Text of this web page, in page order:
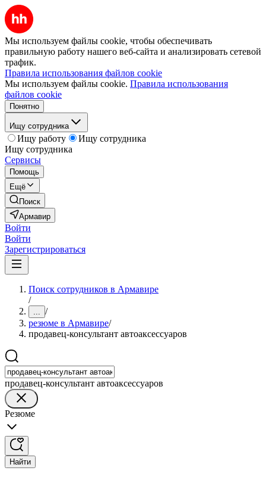
Мы используем файлы cookie, чтобы обеспечивать
правильную работу нашего веб-сайта и анализировать сетевой
трафик.
Правила использования файлов cookie
Мы используем файлы cookie. Правила использования
файлов cookie
Понятно
Ищу сотрудника
Ищу работу
Ищу сотрудника
Ищу сотрудника
Сервисы
Помощь
Ещё
Поиск
Армавир
Войти
Войти
Зарегистрироваться
Поиск сотрудников в Армавире
/
... /
резюме в Армавире/
продавец-консультант автоаксессуаров
продавец-консультант автоаксессуаров
Резюме
Найти